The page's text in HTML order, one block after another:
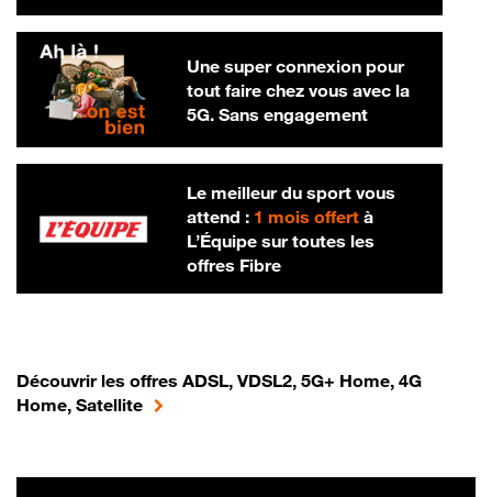
Une super connexion pour
tout faire chez vous avec la
5G. Sans engagement
Le meilleur du sport vous
attend : 1 mois offertà
L’Équipe sur toutes les
offres Fibre
Découvrir les offres ADSL, VDSL2, 5G+ Home, 4G
Home, Satellite